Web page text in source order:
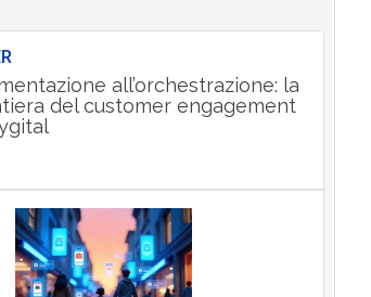
all’orchestrazione: la
del customer engagement